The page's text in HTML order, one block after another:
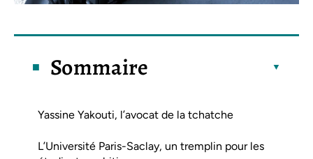
Sommaire
Yassine Yakouti, l’avocat de la tchatche
L’Université Paris-Saclay, un tremplin pour les